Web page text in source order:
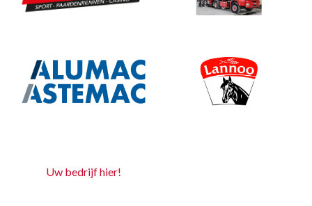
Uw bedrijf hier!